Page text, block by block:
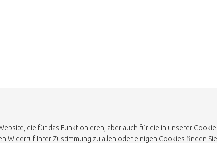
die für das Funktionieren, aber auch für die in unserer
Widerruf Ihrer Zustimmung zu allen oder einigen Cookies finden